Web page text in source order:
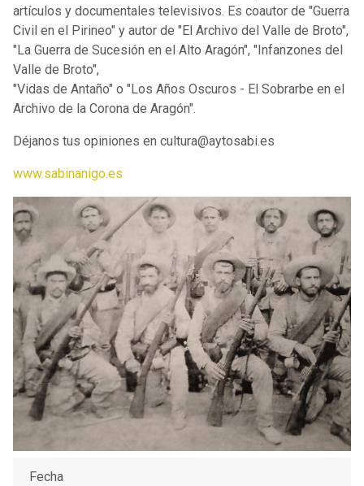
artículos y documentales televisivos. Es coautor de "Guerra
Civil en el Pirineo" y autor de "El Archivo del Valle de Broto",
"La Guerra de Sucesión en el Alto Aragón", "Infanzones del
Valle de Broto",
"Vidas de Antaño" o "Los Años Oscuros - El Sobrarbe en el
Archivo de la Corona de Aragón".
Déjanos tus opiniones en cultura@aytosabi.es
www.sabinanigo.es
Fecha